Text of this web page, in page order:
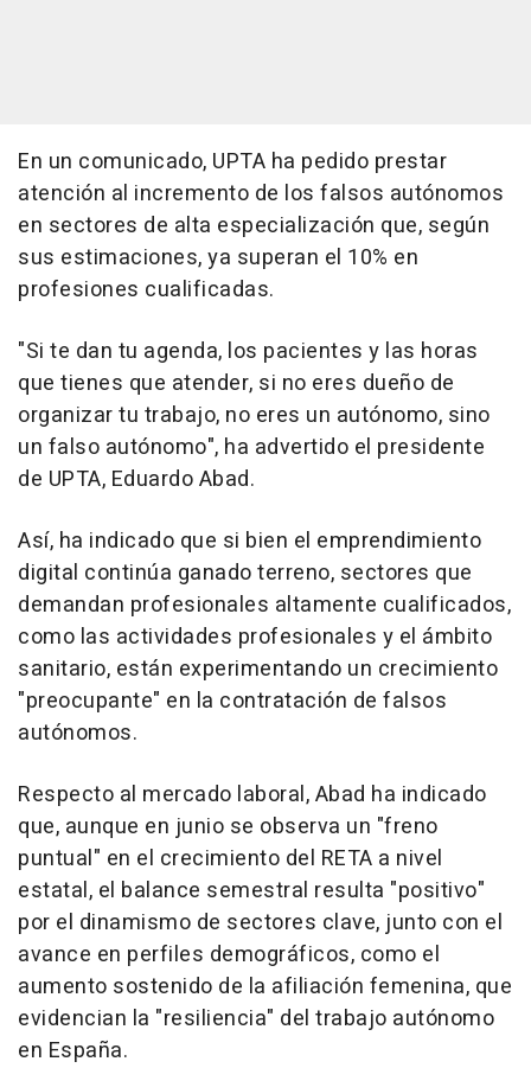
En un comunicado, UPTA ha pedido prestar
atención al incremento de los falsos autónomos
en sectores de alta especialización que, según
sus estimaciones, ya superan el 10% en
profesiones cualificadas.
"Si te dan tu agenda, los pacientes y las horas
que tienes que atender, si no eres dueño de
organizar tu trabajo, no eres un autónomo, sino
un falso autónomo", ha advertido el presidente
de UPTA, Eduardo Abad.
Así, ha indicado que si bien el emprendimiento
digital continúa ganado terreno, sectores que
demandan profesionales altamente cualificados,
como las actividades profesionales y el ámbito
sanitario, están experimentando un crecimiento
"preocupante" en la contratación de falsos
autónomos.
Respecto al mercado laboral, Abad ha indicado
que, aunque en junio se observa un "freno
puntual" en el crecimiento del RETA a nivel
estatal, el balance semestral resulta "positivo"
por el dinamismo de sectores clave, junto con el
avance en perfiles demográficos, como el
aumento sostenido de la afiliación femenina, que
evidencian la "resiliencia" del trabajo autónomo
en España.